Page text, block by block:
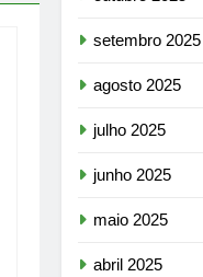
setembro 2025
agosto 2025
julho 2025
junho 2025
maio 2025
abril 2025